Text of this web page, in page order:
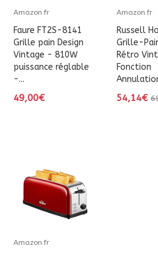
Amazon.fr
Faure FT2S-8141
Grille pain Design
Vintage - 810W
puissance réglable
-...
49,00€
Amazon.fr
Russell
Grille-
Rétro
Fonction
54,14€
Amazon.fr